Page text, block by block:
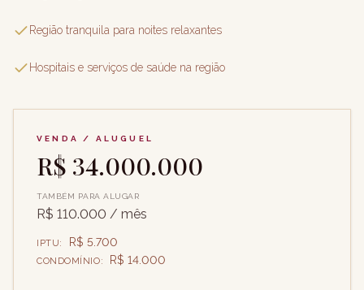
Região tranquila para noites relaxantes
Hospitais e serviços de saúde na região
VENDA / ALUGUEL
R$ 34.000.000
TAMBÉM PARA ALUGAR
R$ 110.000 / mês
IPTU: R$ 5.700
CONDOMÍNIO: R$ 14.000